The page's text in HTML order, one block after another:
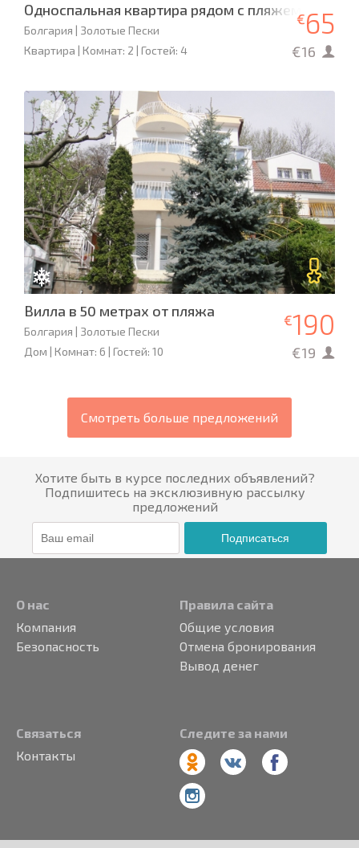
Односпальная квартира рядом с пляжем
Болгария | Золотые Пески
Квартира | Комнат: 2 | Гостей: 4
€65
€16
Вилла в 50 метрах от пляжа
Болгария | Золотые Пески
Дом | Комнат: 6 | Гостей: 10
€190
€19
Смотреть больше предложений
Хотите быть в курсе последних объявлений?
Подпишитесь на эксклюзивную рассылку
предложений
Подписаться
О нас
Компания
Безопасность
Правила сайта
Общие условия
Отмена бронирования
Вывод денег
Связаться
Контакты
Следите за нами